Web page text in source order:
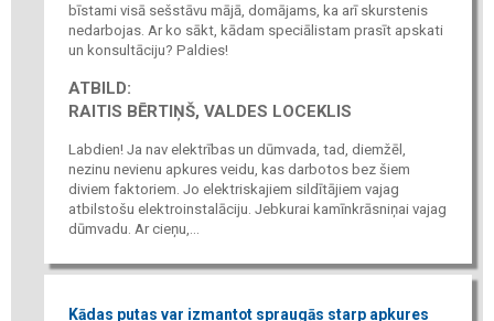
bīstami visā sešstāvu mājā, domājams, ka arī skurstenis
nedarbojas. Ar ko sākt, kādam speciālistam prasīt apskati
un konsultāciju? Paldies!
ATBILD:
RAITIS BĒRTIŅŠ, VALDES LOCEKLIS
Labdien! Ja nav elektrības un dūmvada, tad, diemžēl,
nezinu nevienu apkures veidu, kas darbotos bez šiem
diviem faktoriem. Jo elektriskajiem sildītājiem vajag
atbilstošu elektroinstalāciju. Jebkurai kamīnkrāsniņai vajag
dūmvadu. Ar cieņu,...
Kādas putas var izmantot spraugās starp apkures